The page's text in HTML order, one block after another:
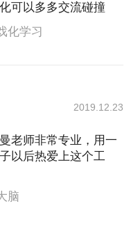
可以多多交流碰撞
化学习
2019.12.23
老师非常专业，用一
以后热爱上这个工
脑